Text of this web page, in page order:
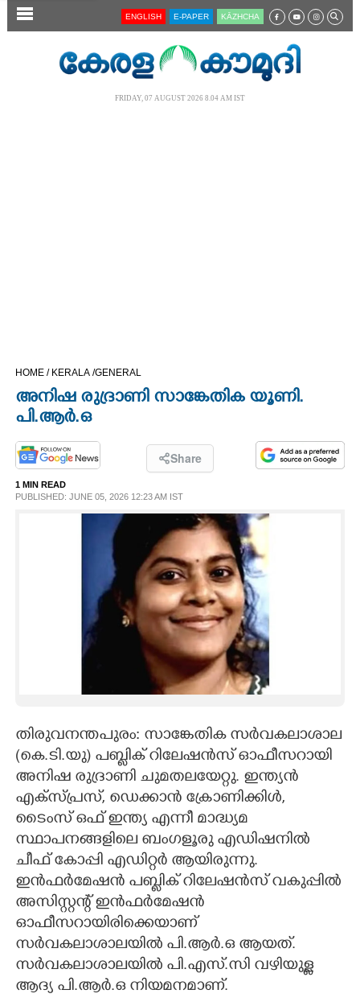
SECTIONS
CINEMA
OPINION
PHOTOS
CARTOONS
LITERATURE
ZOOM
CONTACT US
ENGLISH E-PAPER KĀZHCHA
FRIDAY, 07 AUGUST 2026 8.04 AM IST
HOME / KERALA /GENERAL
അനിഷ രുദ്രാണി സാങ്കേതിക യൂണി.
പി.ആർ.ഒ
Share
1 MIN READ
PUBLISHED: JUNE 05, 2026 12:23 AM IST
തിരുവനന്തപുരം: സാങ്കേതിക സർവകലാശാല
(കെ.ടി.യു) പബ്ലിക് റിലേഷൻസ് ഓഫീസറായി
അനിഷ രുദ്രാണി ചുമതലയേറ്റു. ഇന്ത്യൻ
എക്സ്പ്രസ്, ഡെക്കാൻ ക്രോണിക്കിൾ,
ടൈംസ് ഒഫ് ഇന്ത്യ എന്നീ മാദ്ധ്യമ
സ്ഥാപനങ്ങളിലെ ബംഗളൂരു എഡിഷനിൽ
ചീഫ് കോപ്പി എഡിറ്റർ ആയിരുന്നു.
ഇൻഫർമേഷൻ പബ്ലിക് റിലേഷൻസ് വകുപ്പിൽ
അസിസ്റ്റന്റ് ഇൻഫർമേഷൻ
ഓഫീസറായിരിക്കെയാണ്
സർവകലാശാലയിൽ പി.ആർ.ഒ ആയത്.
സർവകലാശാലയിൽ പി.എസ്.സി വഴിയുള്ള
ആദ്യ പി.ആർ.ഒ നിയമനമാണ്.